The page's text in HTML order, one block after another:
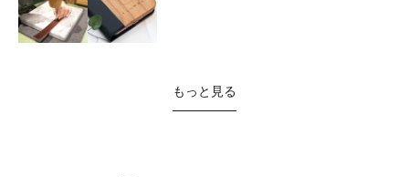
もっと見る